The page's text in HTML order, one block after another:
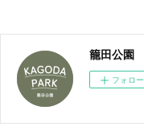
籠田公園
フォロー